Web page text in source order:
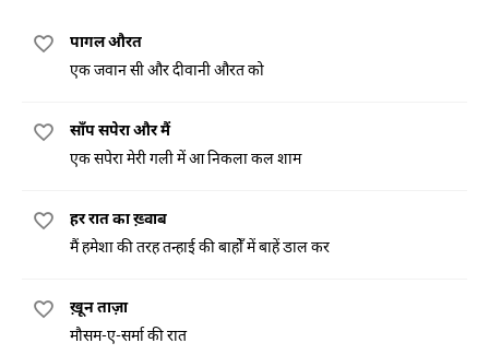
पागल औरत
एक जवान सी और दीवानी औरत को
साँप सपेरा और मैं
एक सपेरा मेरी गली में आ निकला कल शाम
हर रात का ख़्वाब
मैं हमेशा की तरह तन्हाई की बाहोँ में बाहें डाल कर
ख़ून ताज़ा
मौसम-ए-सर्मा की रात